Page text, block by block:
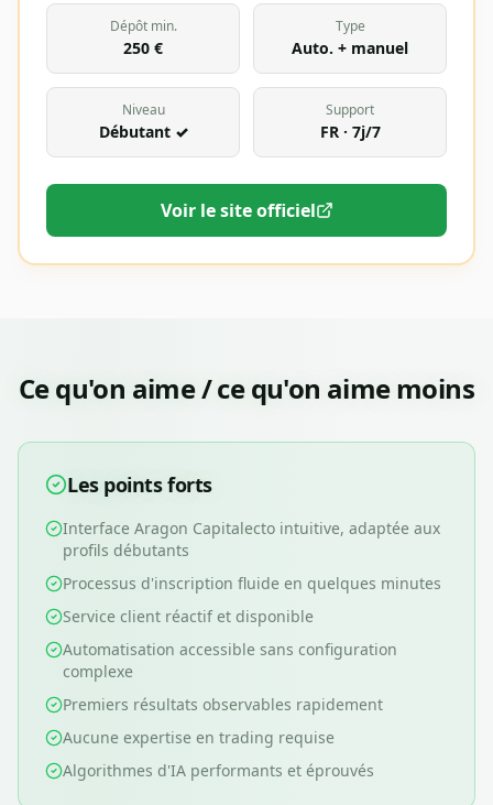
Dépôt min.
250 €
Type
Auto. + manuel
Niveau
Débutant ✓
Support
FR · 7j/7
Voir le site officiel
Ce qu'on aime / ce qu'on aime moins
Les points forts
Interface Aragon Capitalecto intuitive, adaptée aux
profils débutants
Processus d'inscription fluide en quelques minutes
Service client réactif et disponible
Automatisation accessible sans configuration
complexe
Premiers résultats observables rapidement
Aucune expertise en trading requise
Algorithmes d'IA performants et éprouvés